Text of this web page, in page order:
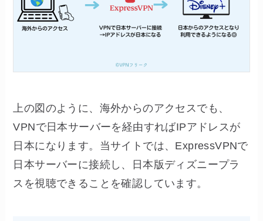
上の図のように、海外からのアクセスでも、
VPNで日本サーバーを経由すればIPアドレスが
日本になります。当サイトでは、ExpressVPNで
日本サーバーに接続し、日本版ディズニープラ
スを視聴できることを確認しています。